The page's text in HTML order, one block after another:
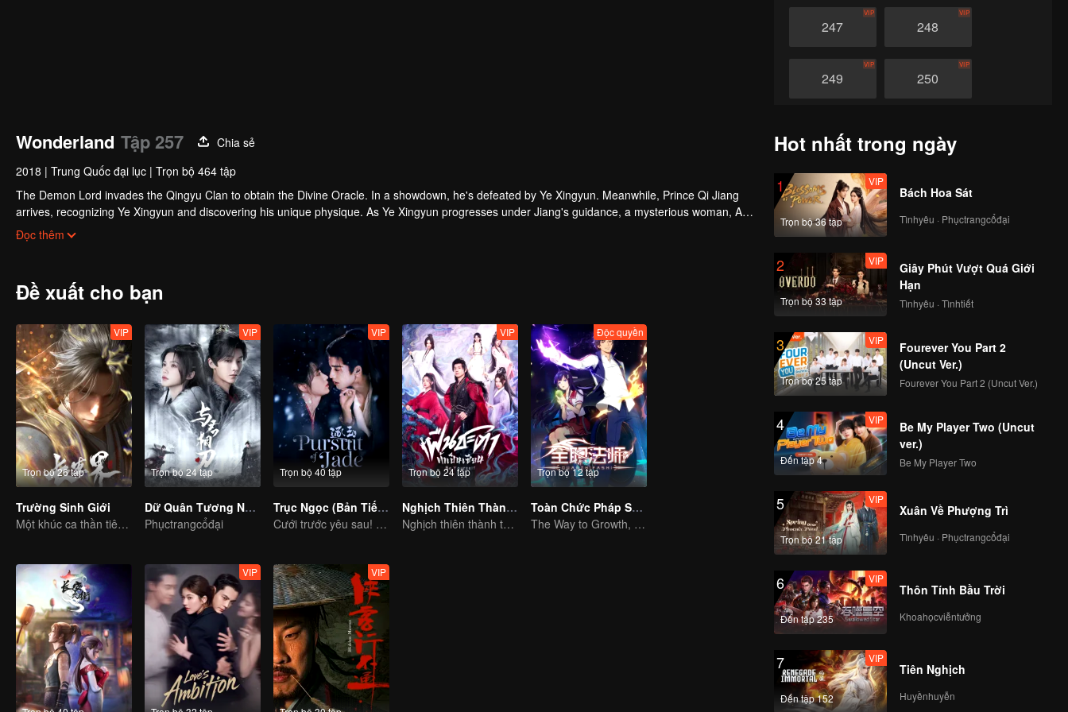
247
VIP
248
VIP
249
VIP
250
VIP
251
253
255
VIP VIP
257
VIP
258
VIP
259
261
VIP
262
263
VIP
264
VIP
265
VIP
267
VIP
268
269
VIP
270
Wonderland Tập 257
Chia sẻ
2018 | Trung Quốc đại lục | Trọn bộ 464 tập
The Demon Lord invades the Qingyu Clan to obtain the Divine Oracle. In a showdown, he's defeated by Ye Xingyun. Meanwhile, Prince Qi Jiang
arrives, recognizing Ye Xingyun and discovering his unique physique. As Ye Xingyun progresses under Jiang's guidance, a mysterious woman, An
Yun, appears and entangles herself in the feud between the Demon Lord and Ye Xingyun.
Đọc thêm
Đề xuất cho bạn
Trọn bộ 26 tập
VIP
Trường Sinh Giới
Một khúc ca thần tiên, đầy máu và nước mắt
Trọn bộ 24 tập
VIP
Dữ Quân Tương Nhẫn
Phụctrangcổđại
Trọn bộ 40 tập
VIP
Trục Ngọc (Bản Tiếng Anh)
Cưới trước yêu sau! Chân tình giữa binh đao khói lửa
Trọn bộ 24 tập
VIP
Nghịch Thiên Thành Tiên (Bản Tiếng Thái)
Nghịch thiên thành thần chẳng có gì lạ
Trọn bộ 12 tập
Độc quyền
Toàn Chức Pháp Sư S1
The Way to Growth, Encouragement and Self-improvement
VIP VIP
Hot nhất trong ngày
1
Trọn bộ 36 tập
VIP
Bách Hoa Sát
Tìnhyêu · Phụctrangcổđại
2
Trọn bộ 33 tập
VIP
Giây Phút Vượt Quá Giới
Hạn
Tìnhyêu · Tìnhtiết
3
Trọn bộ 25 tập
VIP
Fourever You Part 2
(Uncut Ver.)
Fourever You Part 2 (Uncut Ver.)
4
Đến tập 4
VIP
Be My Player Two (Uncut
ver.)
Be My Player Two
5
Trọn bộ 21 tập
VIP
Xuân Về Phượng Trì
Tìnhyêu · Phụctrangcổđại
6
Đến tập 235
VIP
Thôn Tính Bầu Trời
Khoahọcviễntưởng
7
Đến tập 152
VIP
Tiên Nghịch
Huyềnhuyễn